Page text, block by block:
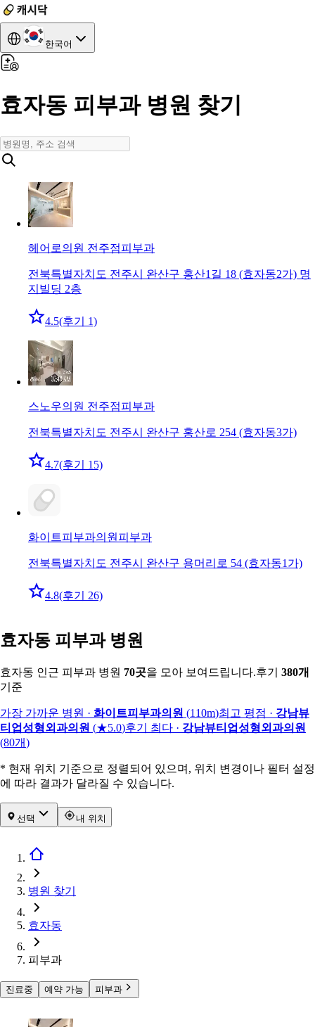
한국어
효자동 피부과 병원 찾기
헤어로의원 전주점피부과
전북특별자치도 전주시 완산구 홍산1길 18 (효자동2가) 명
지빌딩 2층
4.5(후기 1)
스노우의원 전주점피부과
전북특별자치도 전주시 완산구 홍산로 254 (효자동3가)
4.7(후기 15)
화이트피부과의원 피부과
전북특별자치도 전주시 완산구 용머리로 54 (효자동1가)
4.8(후기 26)
효자동 피부과 병원
효자동 인근 피부과 병원 70곳을 모아 보여드립니다.후기 380개
기준
가장 가까운 병원 · 화이트피부과의원 (110m)최고 평점 · 강남뷰
티업성형외과의원 (★5.0)후기 최다 · 강남뷰티업성형외과의원
(80개)
* 현재 위치 기준으로 정렬되어 있으며, 위치 변경이나 필터 설정
에 따라 결과가 달라질 수 있습니다.
선택 내 위치
병원 찾기
효자동
피부과
진료중 예약 가능 피부과